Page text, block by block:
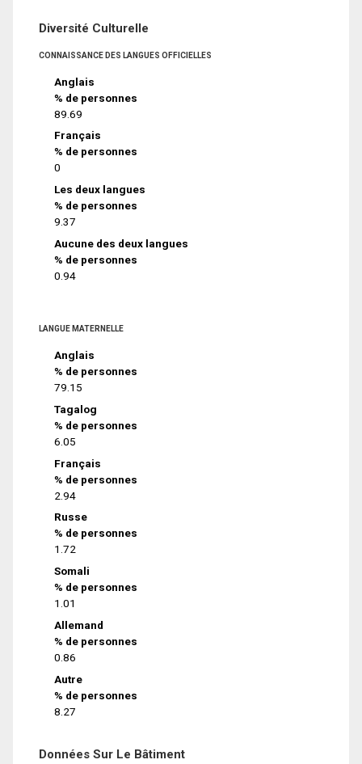
Diversité Culturelle
CONNAISSANCE DES LANGUES OFFICIELLES
Anglais
% de personnes
89.69
Français
% de personnes
0
Les deux langues
% de personnes
9.37
Aucune des deux langues
% de personnes
0.94
LANGUE MATERNELLE
Anglais
% de personnes
79.15
Tagalog
% de personnes
6.05
Français
% de personnes
2.94
Russe
% de personnes
1.72
Somali
% de personnes
1.01
Allemand
% de personnes
0.86
Autre
% de personnes
8.27
Données Sur Le Bâtiment